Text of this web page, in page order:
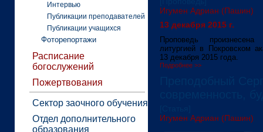
Интервью
Публикации преподавателей
Публикации учащихся
Фоторепортажи
Расписание
богослужений
Пожертвования
Сектор заочного обучения
Отдел дополнительного
образования
Игумен Адриан (Пашин)
13 декабря 2015 г.
Проповедь
литургией в Покровском
13 декабря 2015 года.
Подробнее >>
Игумен Адриан (Пашин)